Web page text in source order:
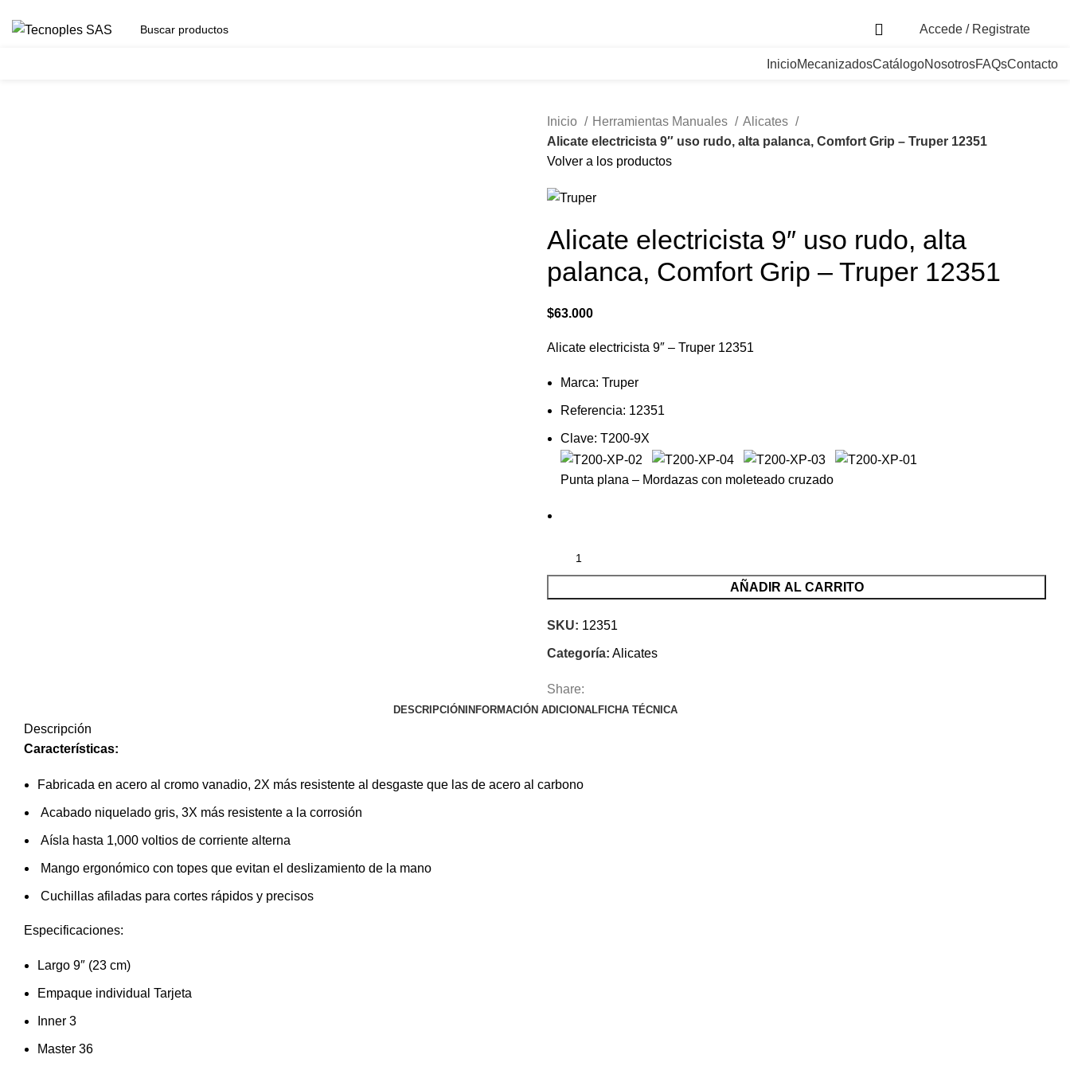
Accede / Registrate
InicioMecanizadosCatálogoNosotrosFAQsContacto
Inicio Herramientas Manuales
Alicates
Alicate electricista 9″ uso rudo, alta palanca, Comfort Grip – Truper 12351
Volver a los productos
Alicate electricista 9″ uso rudo, alta
palanca, Comfort Grip – Truper 12351
$63.000
Alicate electricista 9″ – Truper 12351
Marca: Truper
Referencia: 12351
Clave: T200-9X
Punta plana – Mordazas con moleteado cruzado
AÑADIR AL CARRITO
SKU: 12351
Categoría: Alicates
Share:
DESCRIPCIÓNINFORMACIÓN ADICIONALFICHA TÉCNICA
Descripción
Características:
Fabricada en acero al cromo vanadio, 2X más resistente al desgaste que las de acero al carbono
Acabado niquelado gris, 3X más resistente a la corrosión
Aísla hasta 1,000 voltios de corriente alterna
Mango ergonómico con topes que evitan el deslizamiento de la mano
Cuchillas afiladas para cortes rápidos y precisos
Especificaciones:
Largo 9″ (23 cm)
Empaque individual Tarjeta
Inner 3
Master 36